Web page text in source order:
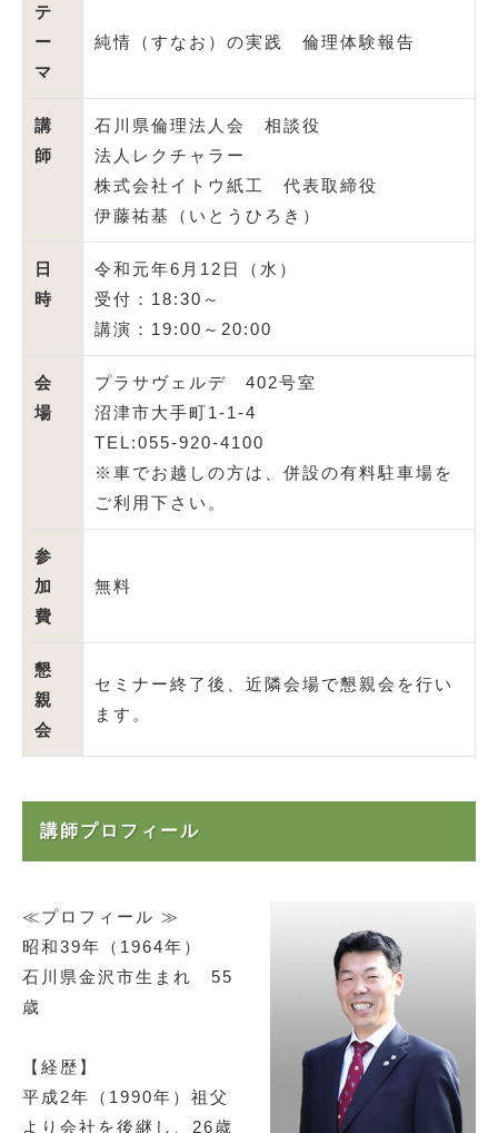
テ
ー
マ
純情（すなお）の実践 倫理体験報告
講
師
石川県倫理法人会 相談役
法人レクチャラー
株式会社イトウ紙工 代表取締役
伊藤祐基（いとうひろき）
日
時
令和元年6月12日（水）
受付：18:30～
講演：19:00～20:00
会
場
プラサヴェルデ 402号室
沼津市大手町1-1-4
TEL:055-920-4100
※車でお越しの方は、併設の有料駐車場を
ご利用下さい。
参
加
費
無料
懇
親
会
セミナー終了後、近隣会場で懇親会を行い
ます。
講師プロフィール
≪プロフィール ≫
昭和39年（1964年）
石川県金沢市生まれ 55
歳
【経歴】
平成2年（1990年）祖父
より会社を後継し、26歳